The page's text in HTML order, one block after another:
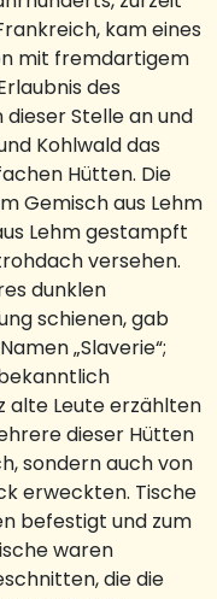
kam eines
mit fremdartigem
des
Stelle an und
Kohlwald das
Hütten. Die
Gemisch aus Lehm
Lehm gestampft
versehen.
dunklen
schienen, gab
„Slaverie“;
alte Leute erzählten
dieser Hütten
sondern auch von
erweckten. Tische
befestigt und zum
waren
die die